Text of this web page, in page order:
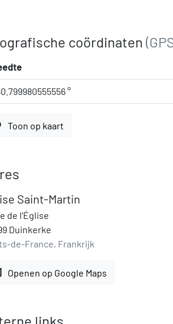
coördinaten
°
Toon op kaart
Saint-Martin
de l'Église
Duinkerke
de-France, Frankrijk
Openen op Google Maps